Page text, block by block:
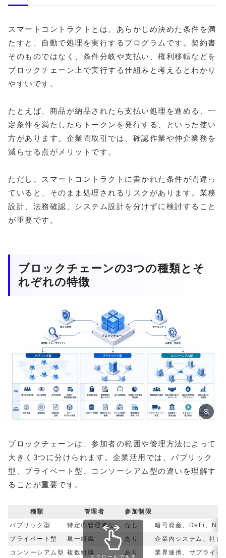
スマートコントラクトとは、あらかじめ決めた条件を満
たすと、自動で処理を実行するプログラムです。契約書
そのものではなく、条件分岐や支払い、権利移転などを
ブロックチェーン上で実行する仕組みと考えるとわかり
やすいです。
たとえば、商品が納品されたら支払い処理を進める、一
定条件を満たしたらトークンを発行する、といった使い
方があります。企業間取引では、確認作業や仲介業務を
減らせる点がメリットです。
ただし、スマートコントラクトに書かれた条件が間違っ
ていると、そのまま処理されるリスクがあります。業務
設計、法務確認、システム設計を分けずに検討すること
が重要です。
ブロックチェーンの3つの種類とそ
れぞれの特徴
ブロックチェーンは、参加者の範囲や管理方法によって
大きく3つに分けられます。企業活用では、パブリック
型、プライベート型、コンソーシアム型の違いを理解す
ることが重要です。
種類 管理者 参加制限
パブリック型
特定の管理者なし なし
暗号資産、DeFi、
プライベート型
単一組織 あり
企業内システム、社内
コンソーシアム型 複数組織 あり 業界連携、サプライチ
スクロールできま